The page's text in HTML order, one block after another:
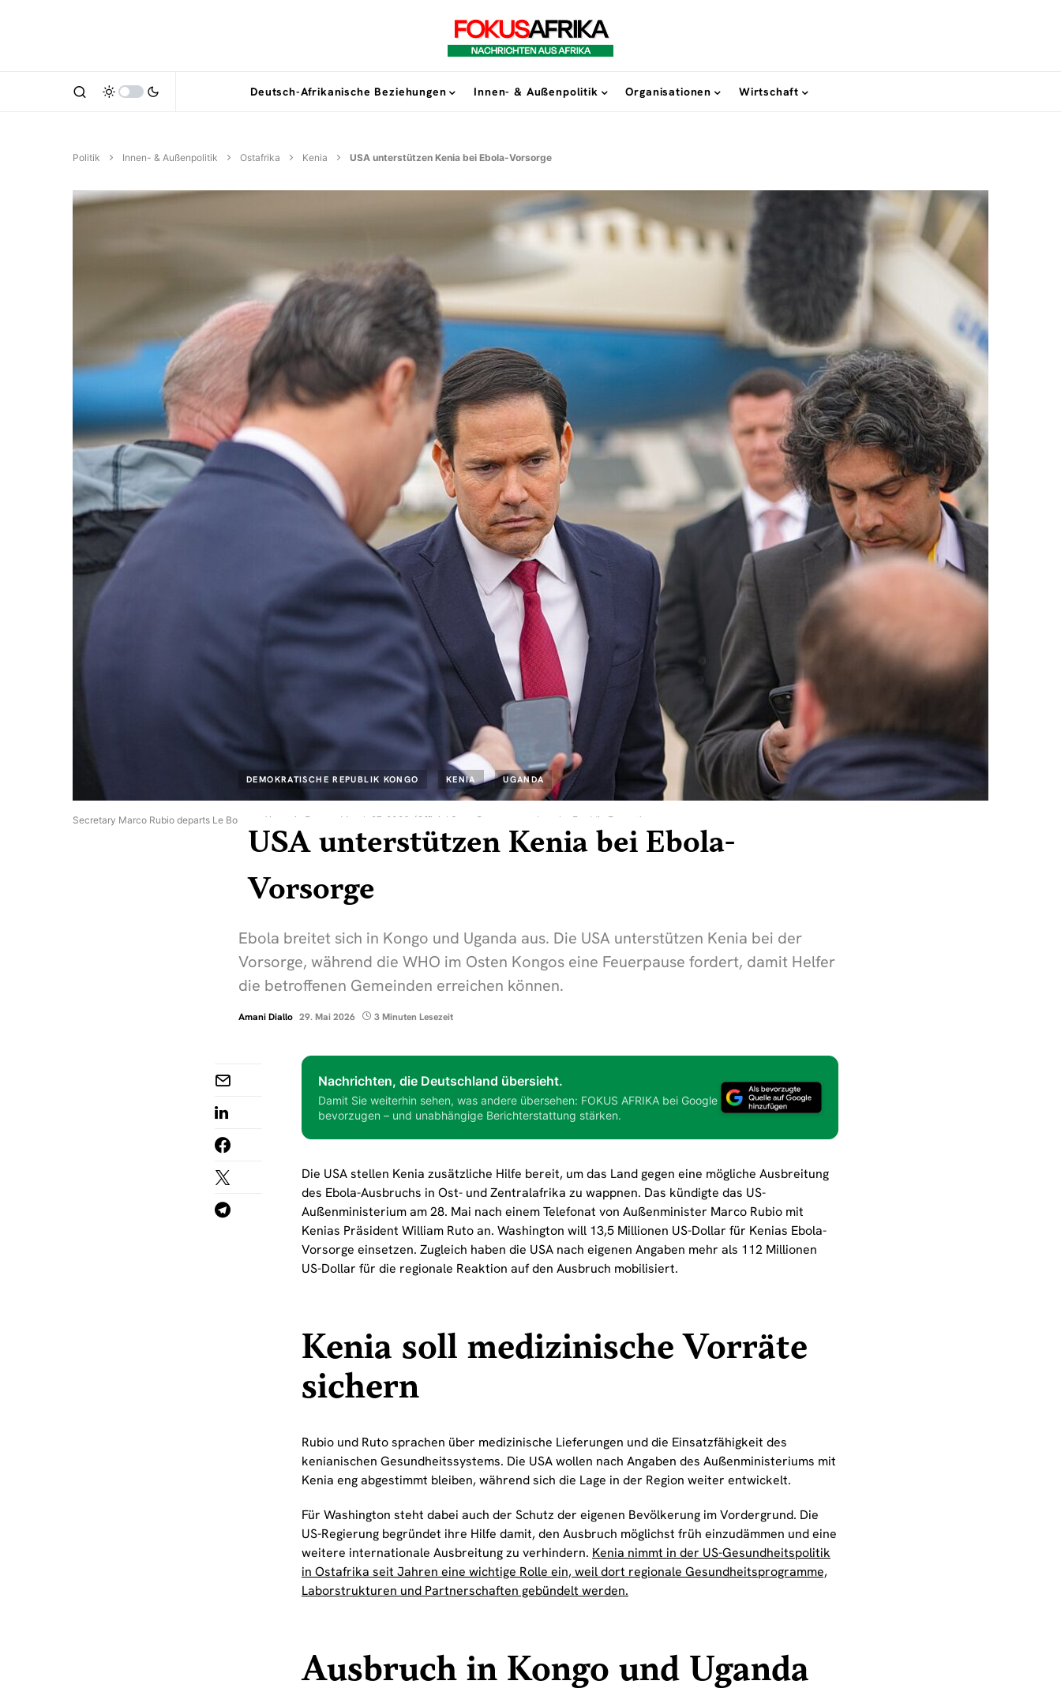
Deutsch-Afrikanische Beziehungen Innen- & Außenpolitik Organisationen Wirtschaft
Politik Innen- & Außenpolitik Ostafrika Kenia USA unterstützen Kenia bei Ebola-Vorsorge
Secretary Marco Rubio departs Le Bourget Airport in France, March 27, 2026. (Official State Department photo by Freddie Everett)
DEMOKRATISCHE REPUBLIK KONGO KENIA UGANDA
USA unterstützen Kenia bei Ebola-
Vorsorge
Ebola breitet sich in Kongo und Uganda aus. Die USA unterstützen Kenia bei der
Vorsorge, während die WHO im Osten Kongos eine Feuerpause fordert, damit Helfer
die betroffenen Gemeinden erreichen können.
Amani Diallo 29. Mai 2026 3 Minuten Lesezeit
Nachrichten, die Deutschland übersieht.
Damit Sie weiterhin sehen, was andere übersehen: FOKUS AFRIKA bei Google
bevorzugen – und unabhängige Berichterstattung stärken.
Die USA stellen Kenia zusätzliche Hilfe bereit, um das Land gegen eine mögliche Ausbreitung
des Ebola-Ausbruchs in Ost- und Zentralafrika zu wappnen. Das kündigte das US-
Außenministerium am 28. Mai nach einem Telefonat von Außenminister Marco Rubio mit
Kenias Präsident William Ruto an. Washington will 13,5 Millionen US-Dollar für Kenias Ebola-
Vorsorge einsetzen. Zugleich haben die USA nach eigenen Angaben mehr als 112 Millionen
US-Dollar für die regionale Reaktion auf den Ausbruch mobilisiert.
Kenia soll medizinische Vorräte
sichern
Rubio und Ruto sprachen über medizinische Lieferungen und die Einsatzfähigkeit des
kenianischen Gesundheitssystems. Die USA wollen nach Angaben des Außenministeriums mit
Kenia eng abgestimmt bleiben, während sich die Lage in der Region weiter entwickelt.
Für Washington steht dabei auch der Schutz der eigenen Bevölkerung im Vordergrund. Die
US-Regierung begründet ihre Hilfe damit, den Ausbruch möglichst früh einzudämmen und eine
weitere internationale Ausbreitung zu verhindern. Kenia nimmt in der US-Gesundheitspolitik
in Ostafrika seit Jahren eine wichtige Rolle ein, weil dort regionale Gesundheitsprogramme,
Laborstrukturen und Partnerschaften gebündelt werden.
Ausbruch in Kongo und Uganda